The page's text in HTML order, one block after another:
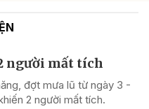
người mất tích
đợt mưa lũ từ ngày 3 -
2 người mất tích.